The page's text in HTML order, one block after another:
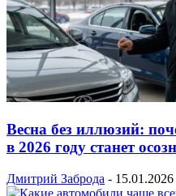
Весна без иллюзий:
в 2026 году станет
Дмитрий Заброда - 15.01.2026